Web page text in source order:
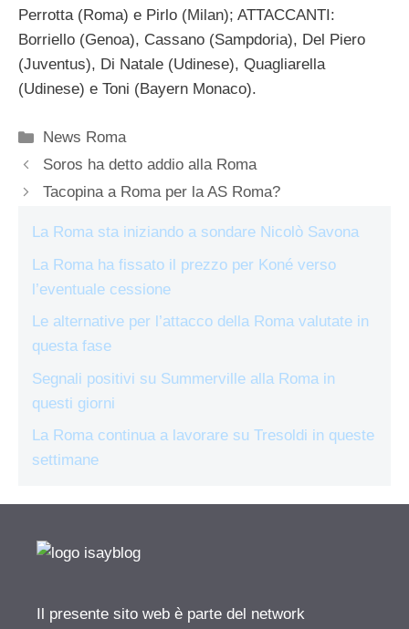
Perrotta (Roma) e Pirlo (Milan); ATTACCANTI:
Borriello (Genoa), Cassano (Sampdoria), Del Piero
(Juventus), Di Natale (Udinese), Quagliarella
(Udinese) e Toni (Bayern Monaco).
Categorie
News Roma
Soros ha detto addio alla Roma
Tacopina a Roma per la AS Roma?
La Roma sta iniziando a sondare Nicolò Savona
La Roma ha fissato il prezzo per Koné verso
l’eventuale cessione
Le alternative per l’attacco della Roma valutate in
questa fase
Segnali positivi su Summerville alla Roma in
questi giorni
La Roma continua a lavorare su Tresoldi in queste
settimane
Il presente sito web è parte del network